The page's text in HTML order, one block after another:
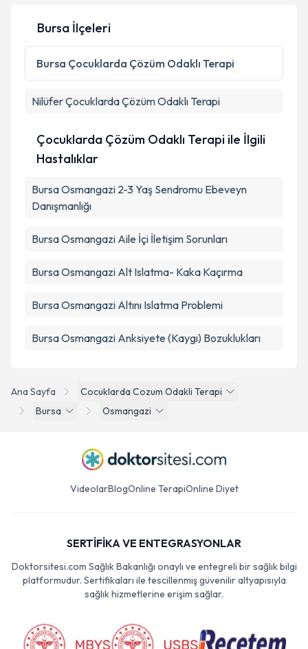
Ana Sayfa
Cocuklarda Cozum Odakli Terapi
Bursa
Osmangazi
Bursa İlçeleri
Bursa Çocuklarda Çözüm Odaklı Terapi
NilüferÇocuklarda Çözüm Odaklı Terapi
Çocuklarda Çözüm Odaklı Terapi ile İlgili
Hastalıklar
Bursa Osmangazi 2-3 Yaş Sendromu Ebeveyn
Danışmanlığı
Bursa Osmangazi Aile İçi İletişim Sorunları
Bursa Osmangazi Alt Islatma- Kaka Kaçırma
Bursa Osmangazi Altını Islatma Problemi
Bursa Osmangazi Anksiyete (Kaygı) Bozuklukları
VideolarBlogOnline TerapiOnline Diyet
SERTİFİKA VE ENTEGRASYONLAR
Doktorsitesi.com Sağlık Bakanlığı onaylı ve entegreli bir sağlık bilgi
platformudur. Sertifikaları ile tescillenmiş güvenilir altyapısıyla
sağlık hizmetlerine erişim sağlar.